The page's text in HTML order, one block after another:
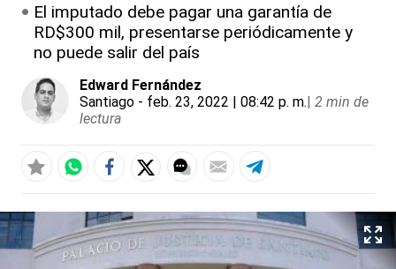
El imputado debe pagar una garantía de
RD$300 mil, presentarse periódicamente y
no puede salir del país
Edward Fernández
Santiago - feb. 23, 2022 | 08:42 p. m.| 2 min de
lectura